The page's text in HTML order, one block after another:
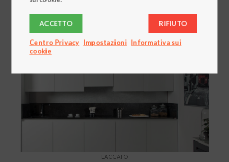
laccate lucide può essere utilizzato dell’alcool etilico ma
purché sia molto diluito.
LACCATO
ACCETTO RIFIUTO
Centro Privacy Impostazioni Informativa sui
cookie